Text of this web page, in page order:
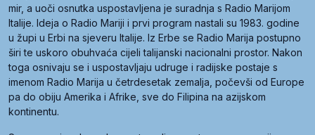
mir, a uoči osnutka uspostavljena je suradnja s Radio Marijom
Italije. Ideja o Radio Mariji i prvi program nastali su 1983. godine
u župi u Erbi na sjeveru Italije. Iz Erbe se Radio Marija postupno
širi te uskoro obuhvaća cijeli talijanski nacionalni prostor. Nakon
toga osnivaju se i uspostavljaju udruge i radijske postaje s
imenom Radio Marija u četrdesetak zemalja, počevši od Europe
pa do obiju Amerika i Afrike, sve do Filipina na azijskom
kontinentu.